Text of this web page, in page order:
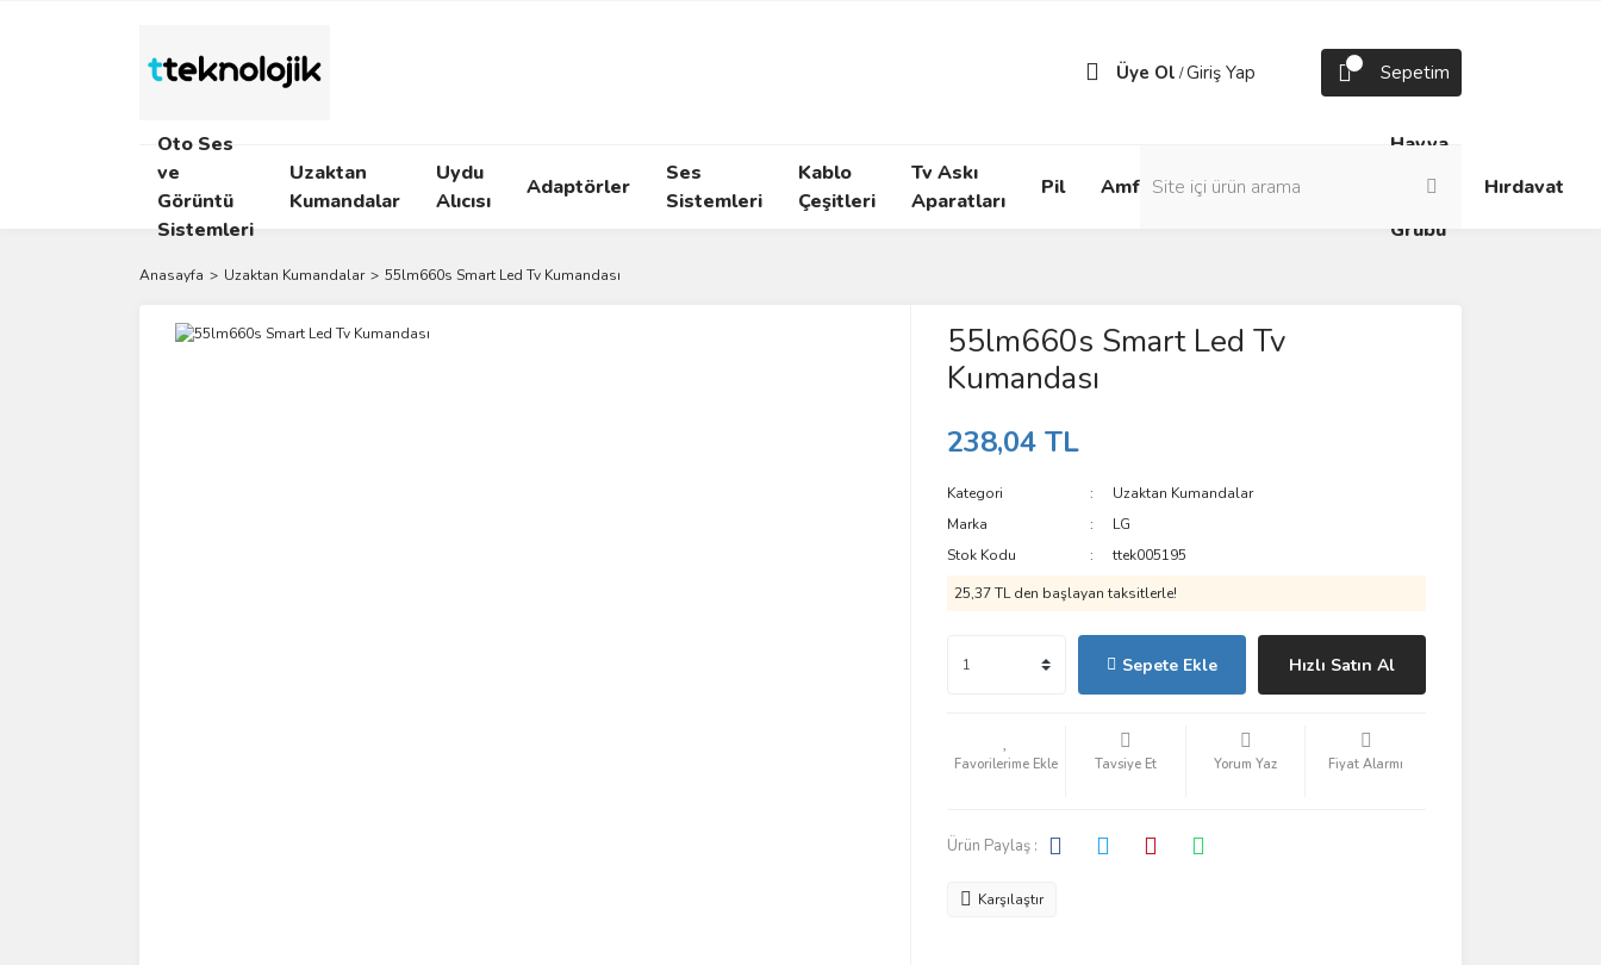
Üye Ol /Giriş Yap Sepetim
Oto Ses
ve
Görüntü
Sistemleri
Uzaktan
Kumandalar
Uydu
Alıcısı
Adaptörler
Ses
Sistemleri
Kablo
Çeşitleri
Tv Askı
Aparatları
Pil Amfi
Box
Prizler
Havya
Lehim
Grubu
Hırdavat
Anasayfa Uzaktan Kumandalar 55lm660s Smart Led Tv Kumandası
55lm660s Smart Led Tv
Kumandası
238,04 TL
Kategori
Uzaktan Kumandalar
Marka
LG
Stok Kodu
ttek005195
25,37 TL den başlayan taksitlerle!
Sepete Ekle Hızlı Satın Al
Tavsiye Et Yorum Yaz Fiyat Alarmı
Ürün Paylaş :
Karşılaştır